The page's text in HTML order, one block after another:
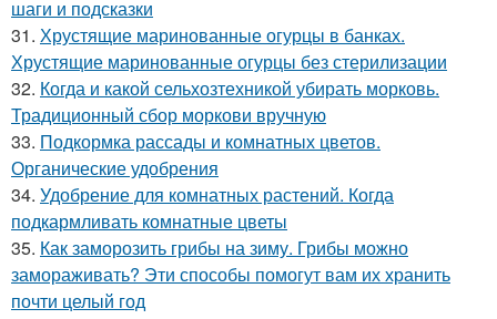
шаги и подсказки
31. Хрустящие маринованные огурцы в банках.
Хрустящие маринованные огурцы без стерилизации
32. Когда и какой сельхозтехникой убирать морковь.
Традиционный сбор моркови вручную
33. Подкормка рассады и комнатных цветов.
Органические удобрения
34. Удобрение для комнатных растений. Когда
подкармливать комнатные цветы
35. Как заморозить грибы на зиму. Грибы можно
замораживать? Эти способы помогут вам их хранить
почти целый год